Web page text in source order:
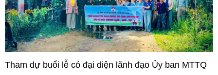
Tham dự buổi lễ có đại diện lãnh đạo Ủy ban MTTQ